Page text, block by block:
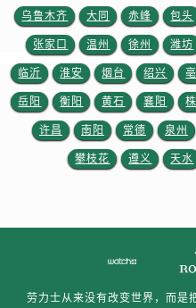
乌鲁木齐 大同 赤峰 包头
张家口 温州 徐州 潍坊
临沂 淮安 烟台 绍兴
岳阳 衡阳 黄石 襄阳
许昌 南阳 常德 泉州
攀枝花 遵义 天水
劳力士从来没有改变世界，而是